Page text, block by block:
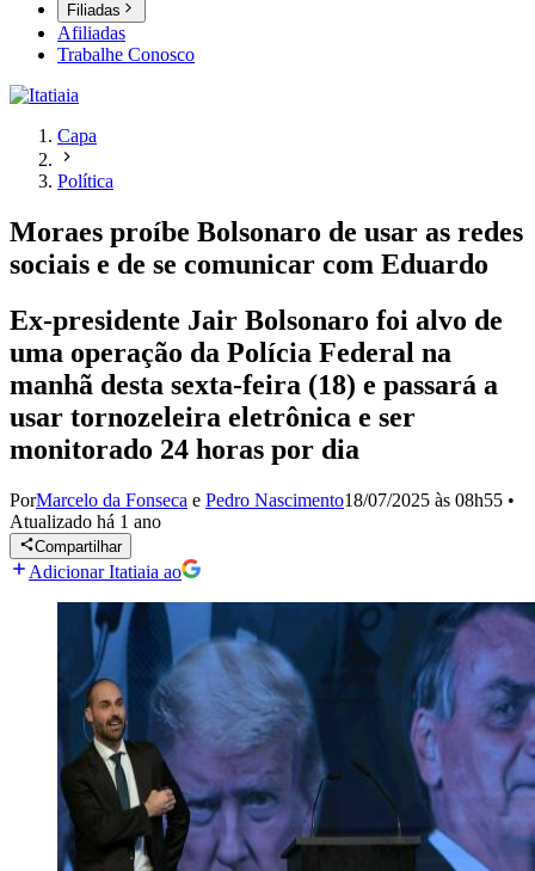
Filiadas
Afiliadas
Trabalhe Conosco
Capa
Política
Moraes proíbe Bolsonaro de usar as redes
sociais e de se comunicar com Eduardo
Ex-presidente Jair Bolsonaro foi alvo de
uma operação da Polícia Federal na
manhã desta sexta-feira (18) e passará a
usar tornozeleira eletrônica e ser
monitorado 24 horas por dia
PorMarcelo da Fonseca e Pedro Nascimento18/07/2025 às 08h55 •
Atualizado há 1 ano
Compartilhar
Adicionar Itatiaia ao